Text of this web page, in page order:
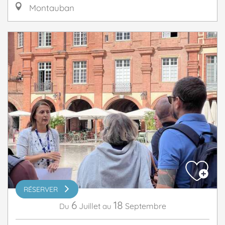
Montauban
RÉSERVER
Du 6 Juillet au 18 Septembre